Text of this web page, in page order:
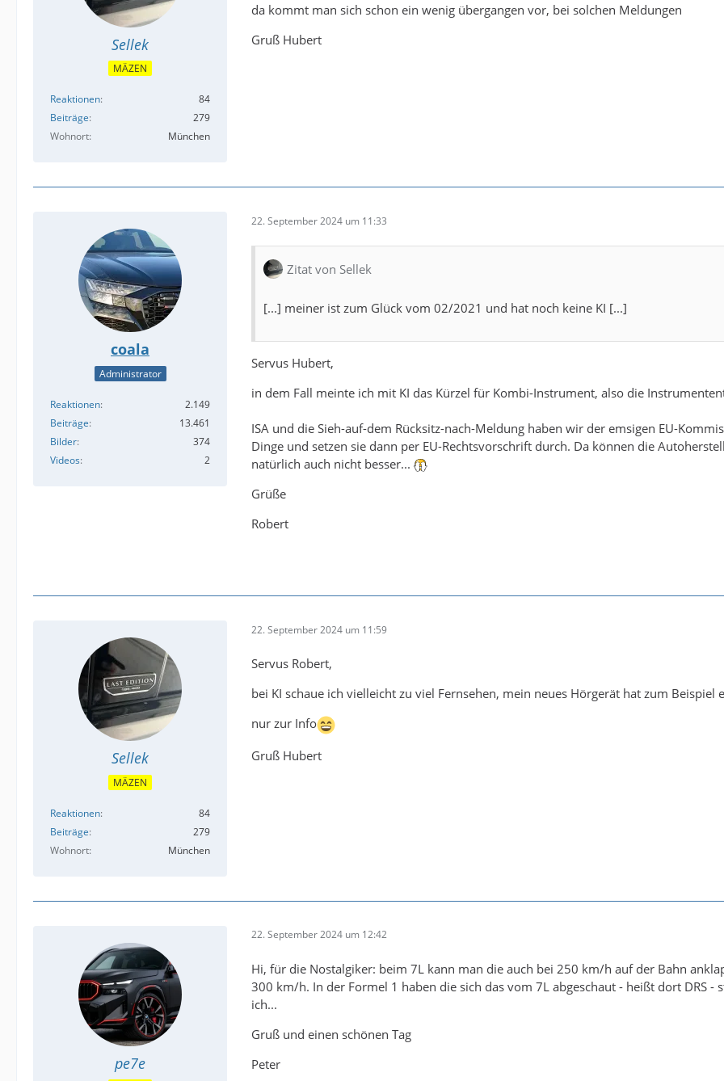
Sellek
MÄZEN
Reaktionen
84
Beiträge
279
Wohnort
München
da kommt man sich schon ein wenig übergangen vor, bei solchen Meldungen
Gruß Hubert
coala
Administrator
Reaktionen
2.149
Beiträge
13.461
Bilder
374
Videos
2
22. September 2024 um 11:33
Zitat von Sellek
[...] meiner ist zum Glück vom 02/2021 und hat noch keine KI [...]
Servus Hubert,
in dem Fall meinte ich mit KI das Kürzel für Kombi-Instrument, also die
ISA und die Sieh-auf-dem Rücksitz-nach-Meldung haben wir der emsigen EU-
Dinge und setzen sie dann per EU-Rechtsvorschrift durch. Da können die
natürlich auch nicht besser...
Grüße
Robert
Sellek
MÄZEN
Reaktionen
84
Beiträge
279
Wohnort
München
22. September 2024 um 11:59
Servus Robert,
bei KI schaue ich vielleicht zu viel Fernsehen, mein neues Hörgerät hat zum Beispiel
nur zur Info
Gruß Hubert
pe7e
22. September 2024 um 12:42
Hi, für die Nostalgiker: beim 7L kann man die auch bei 250 km/h auf der Bahn
300 km/h. In der Formel 1 haben die sich das vom 7L abgeschaut - heißt dort DRS -
ich...
Gruß und einen schönen Tag
Peter